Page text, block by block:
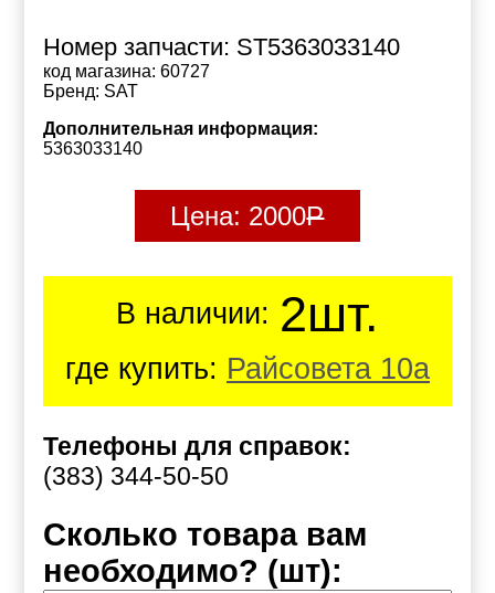
Номер запчасти: ST5363033140
код магазина: 60727
Бренд: SAT
Дополнительная информация:
5363033140
Цена: 2000Р
В наличии: 2шт.
где купить: Райсовета 10а
Телефоны для справок:
(383) 344-50-50
Сколько товара вам
необходимо? (шт):